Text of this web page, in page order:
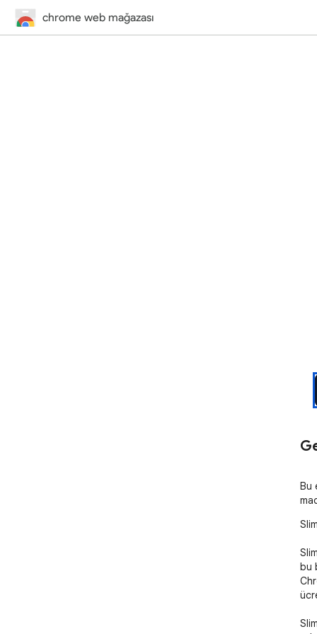
chrome web mağazası
Bu
bu